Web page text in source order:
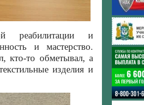
реабилитации и
и мастерство.
кто-то обметывал, а
изделия и